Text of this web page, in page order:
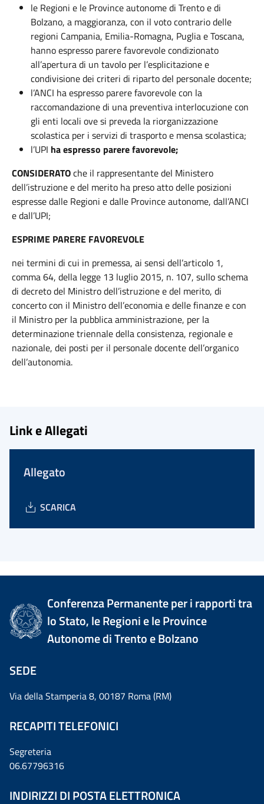
le Regioni e le Province autonome di Trento e di
Bolzano, a maggioranza, con il voto contrario delle
regioni Campania, Emilia-Romagna, Puglia e Toscana,
hanno espresso parere favorevole condizionato
all’apertura di un tavolo per l’esplicitazione e
condivisione dei criteri di riparto del personale docente;
l’ANCI ha espresso parere favorevole con la
raccomandazione di una preventiva interlocuzione con
gli enti locali ove si preveda la riorganizzazione
scolastica per i servizi di trasporto e mensa scolastica;
l’UPI ha espresso parere favorevole;
CONSIDERATOche il rappresentante del Ministero
dell’istruzione e del merito ha preso atto delle posizioni
espresse dalle Regioni e dalle Province autonome, dall’ANCI
e dall’UPI;
ESPRIME PARERE FAVOREVOLE
nei termini di cui in premessa, ai sensi dell’articolo 1,
comma 64, della legge 13 luglio 2015, n. 107, sullo schema
di decreto del Ministro dell’istruzione e del merito, di
concerto con il Ministro dell’economia e delle finanze e con
il Ministro per la pubblica amministrazione, per la
determinazione triennale della consistenza, regionale e
nazionale, dei posti per il personale docente dell’organico
dell’autonomia.
Link e Allegati
Allegato
SCARICA
Conferenza Permanente per i rapporti tra
lo Stato, le Regioni e le Province
Autonome di Trento e Bolzano
SEDE
Via della Stamperia 8, 00187 Roma (RM)
RECAPITI TELEFONICI
Segreteria
06.67796316
INDIRIZZI DI POSTA ELETTRONICA